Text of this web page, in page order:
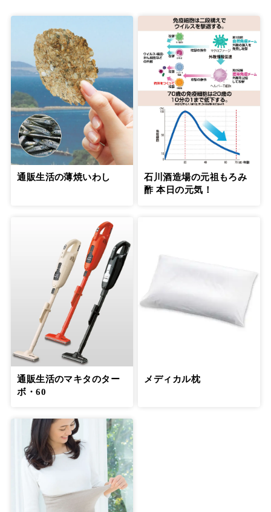
通販生活の薄焼いわし
石川酒造場の元祖もろみ
酢 本日の元気！
通販生活のマキタのター
ボ・60
メディカル枕